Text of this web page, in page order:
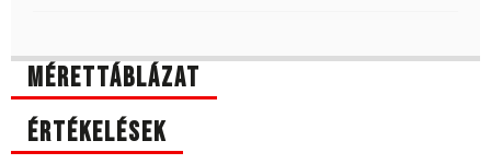
Mérettáblázat
Értékelések